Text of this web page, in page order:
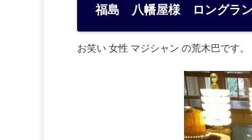
a
福島 八幡屋様 ロングラ
お笑い 女性 マジシャン の荒木巴です。